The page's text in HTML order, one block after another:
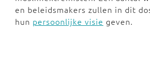
en beleidsmakers zullen in dit
hun persoonlijke visie geven.